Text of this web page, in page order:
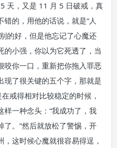
天，又是 11 月 5 日破戒，真
的，用他的话说，就是“人
的好，但是他忘记了心魔还
的小强，你以为它死透了，当
咬你一口，重新把你拖入罪恶
现了很关键的五个字，那就是
戒得相对比较稳定的时候，
样一种念头：“我成功了，我
。”然后就放松了警惕，开
这时候心魔就很容易得逞，